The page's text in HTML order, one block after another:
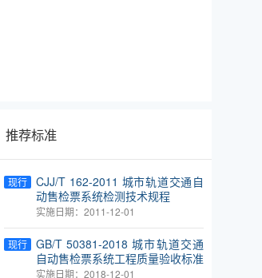
推荐标准
现行
CJJ/T 162-2011 城市轨道交通自
动售检票系统检测技术规程
实施日期：2011-12-01
现行
GB/T 50381-2018 城市轨道交通
自动售检票系统工程质量验收标准
实施日期：2018-12-01